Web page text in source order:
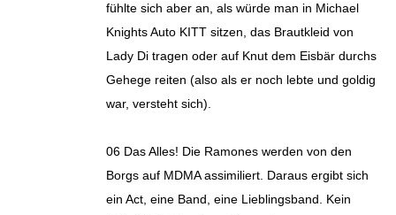
fühlte sich aber an, als würde man in Michael
Knights Auto KITT sitzen, das Brautkleid von
Lady Di tragen oder auf Knut dem Eisbär durchs
Gehege reiten (also als er noch lebte und goldig
war, versteht sich).
06 Das Alles! Die Ramones werden von den
Borgs auf MDMA assimiliert. Daraus ergibt sich
ein Act, eine Band, eine Lieblingsband. Kein